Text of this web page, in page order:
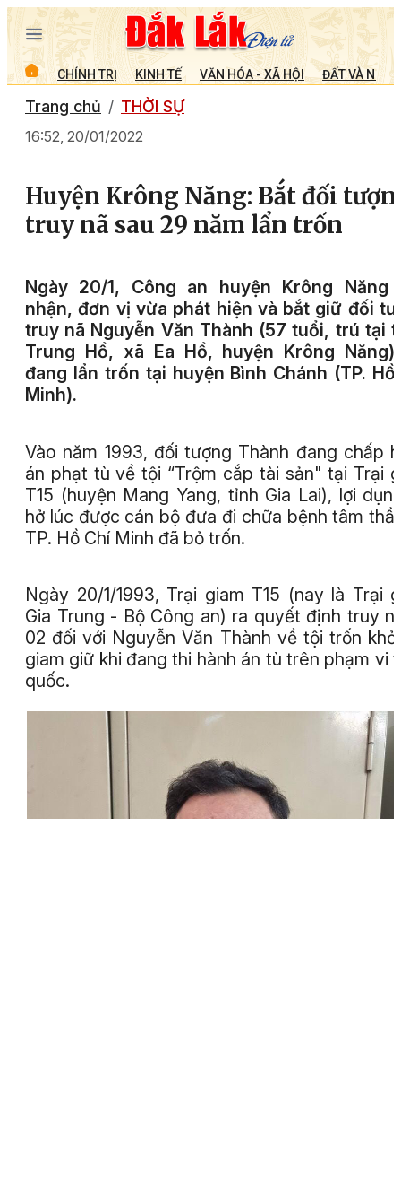
CHÍNH TRỊ KINH TẾ VĂN HÓA - XÃ HỘI ĐẤT VÀ
Trang chủ THỜI SỰ
16:52, 20/01/2022
Huyện Krông Năng: Bắt đối
truy nã sau 29 năm lẩn trốn
Ngày 20/1, Công an huyện Krông Năng
nhận, đơn vị vừa phát hiện và bắt giữ đối
truy nã Nguyễn Văn Thành (57 tuổi, trú tại
Trung Hồ, xã Ea Hồ, huyện Krông
đang lẩn trốn tại huyện Bình Chánh (TP. Hồ
Minh).
Vào năm 1993, đối tượng Thành đang chấp
án phạt tù về tội “Trộm cắp tài sản" tại Trại
T15 (huyện Mang Yang, tỉnh Gia Lai), lợi
hở lúc được cán bộ đưa đi chữa bệnh tâm
TP. Hồ Chí Minh đã bỏ trốn.
Ngày 20/1/1993, Trại giam T15 (nay là Trại
Gia Trung - Bộ Công an) ra quyết định truy
02 đối với Nguyễn Văn Thành về tội trốn
giam giữ khi đang thi hành án tù trên phạm vi
quốc.